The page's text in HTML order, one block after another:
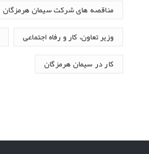
مناقصه های شرکت سیمان هرمزگان
وزیر تعاون، کار و رفاه اجتماعی
کار در سیمان هرمزگان